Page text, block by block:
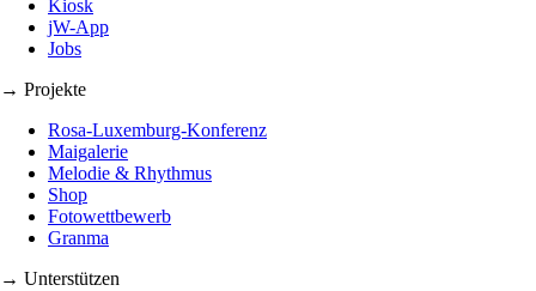
Kiosk
jW-App
Jobs
→ Projekte
Rosa-Luxemburg-Konferenz
Maigalerie
Melodie & Rhythmus
Shop
Fotowettbewerb
Granma
→ Unterstützen